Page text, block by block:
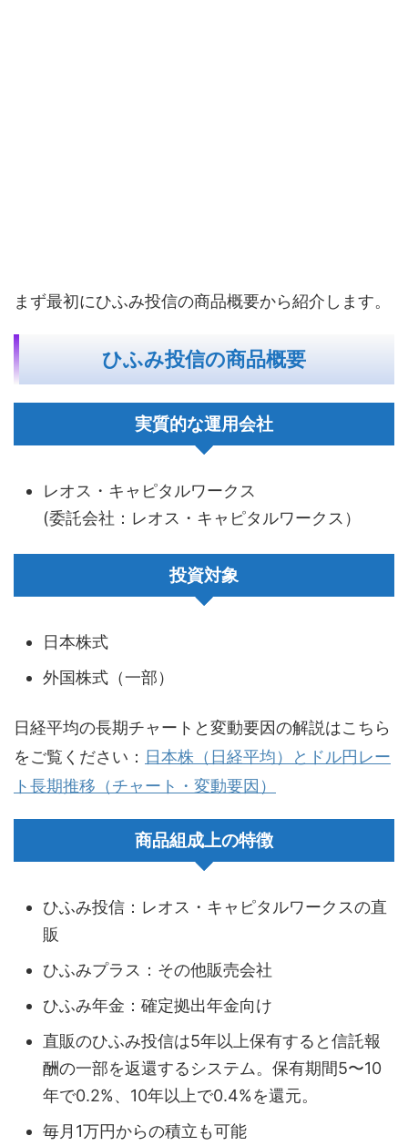
まず最初にひふみ投信の商品概要から紹介します。
ひふみ投信の商品概要
実質的な運用会社
レオス・キャピタルワークス
(委託会社：レオス・キャピタルワークス）
投資対象
日本株式
外国株式（一部）
日経平均の長期チャートと変動要因の解説はこちら
をご覧ください： 日本株（日経平均）とドル円レー
ト長期推移（チャート・変動要因）
商品組成上の特徴
ひふみ投信：レオス・キャピタルワークスの直
販
ひふみプラス：その他販売会社
ひふみ年金：確定拠出年金向け
直販のひふみ投信は5年以上保有すると信託報
酬の一部を返還するシステム。保有期間5〜10
年で0.2%、10年以上で0.4%を還元。
毎月1万円からの積立も可能